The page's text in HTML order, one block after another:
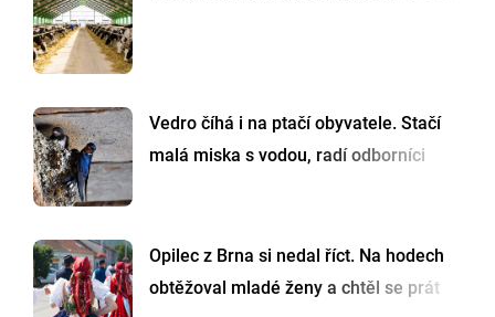
Vedro číhá i na ptačí obyvatele. Stačí
malá miska s vodou, radí odborníci
Opilec z Brna si nedal říct. Na hodech
obtěžoval mladé ženy a chtěl se prát